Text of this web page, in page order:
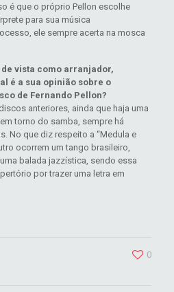
é que o próprio Pellon escolhe
para sua música
ele sempre acerta na mosca
vista como arranjador,
é a sua opinião sobre o
de Fernando Pellon?
anteriores, ainda que haja uma
torno do samba, sempre há
No que diz respeito a “Medula e
ocorrem um tango brasileiro,
balada jazzística, sendo essa
por trazer uma letra em
0